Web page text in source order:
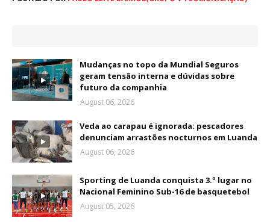
Mudanças no topo da Mundial Seguros
geram tensão interna e dúvidas sobre
futuro da companhia
August 06, 2026
Veda ao carapau é ignorada: pescadores
denunciam arrastões nocturnos em Luanda
August 06, 2026
Sporting de Luanda conquista 3.º lugar no
Nacional Feminino Sub-16 de basquetebol
August 05, 2026